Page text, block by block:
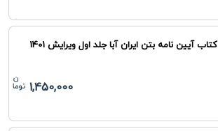
کتاب آیین نامه بتن ایران آبا جلد اول ویرایش 1401
1,450,000